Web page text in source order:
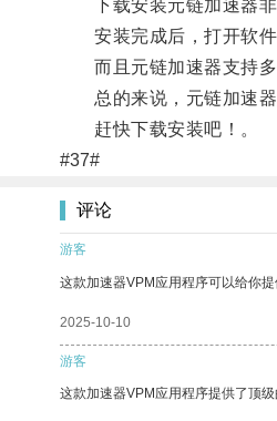
下载安装元链加速器非
安装完成后，打开软件
而且元链加速器支持多
总的来说，元链加速器
赶快下载安装吧！。
#37#
评论
游客
这款加速器VPM应用程序可以给你
2025-10-10
游客
这款加速器VPM应用程序提供了顶级